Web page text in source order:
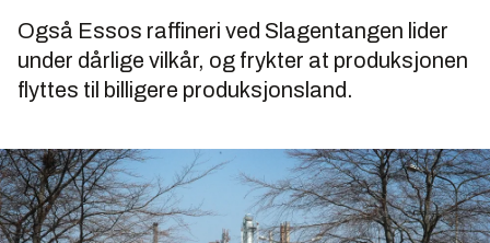
Også Essos raffineri ved Slagentangen lider
under dårlige vilkår, og frykter at produksjonen
flyttes til billigere produksjonsland.